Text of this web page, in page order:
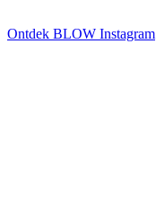
Ontdek BLOW Instagram